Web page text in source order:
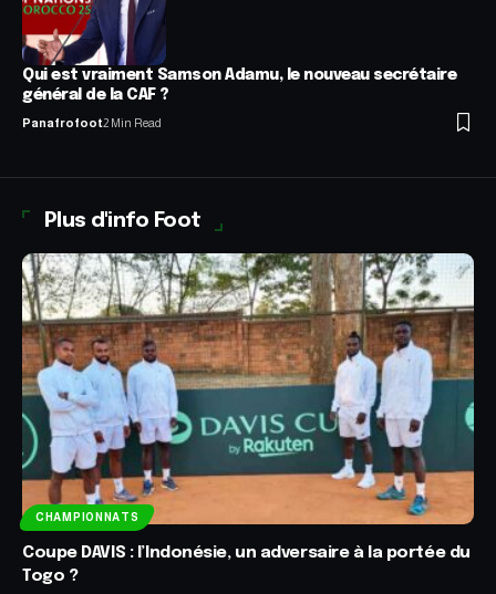
Qui est vraiment Samson Adamu, le nouveau secrétaire
général de la CAF ?
Panafrofoot2 Min Read
Plus d'info Foot
CHAMPIONNATS
Coupe DAVIS : l’Indonésie, un adversaire à la portée du
Togo ?